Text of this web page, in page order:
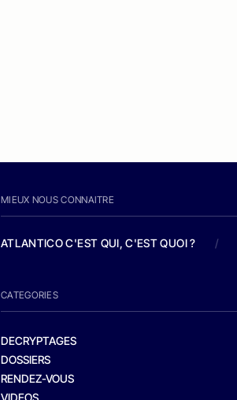
MIEUX NOUS CONNAITRE
ATLANTICO C'EST QUI, C'EST QUOI ? /
CATEGORIES
DECRYPTAGES
DOSSIERS
RENDEZ-VOUS
VIDEOS